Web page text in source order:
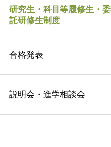
研究生・科目等履修生・委
託研修生制度
合格発表
説明会・進学相談会